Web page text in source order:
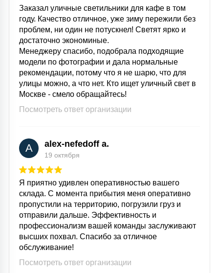
Заказал уличные светильники для кафе в том
году. Качество отличное, уже зиму пережили без
проблем, ни один не потускнел! Светят ярко и
достаточно экономиные.
Менеджеру спасибо, подобрала подходящие
модели по фотографии и дала нормальные
рекомендации, потому что я не шарю, что для
улицы можно, а что нет. Кто ищет уличный свет в
Москве - смело обращайтесь!
Посмотреть ответ организации
A alex-nefedoff a.
19 октября
Я приятно удивлен оперативностью вашего
склада. С момента прибытия меня оперативно
пропустили на территорию, погрузили груз и
отправили дальше. Эффективность и
профессионализм вашей команды заслуживают
высших похвал. Спасибо за отличное
обслуживание!
Посмотреть ответ организации